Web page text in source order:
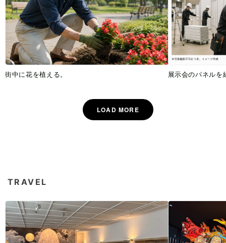
街中に花を植える。 展示会のパネルを
TRAVEL